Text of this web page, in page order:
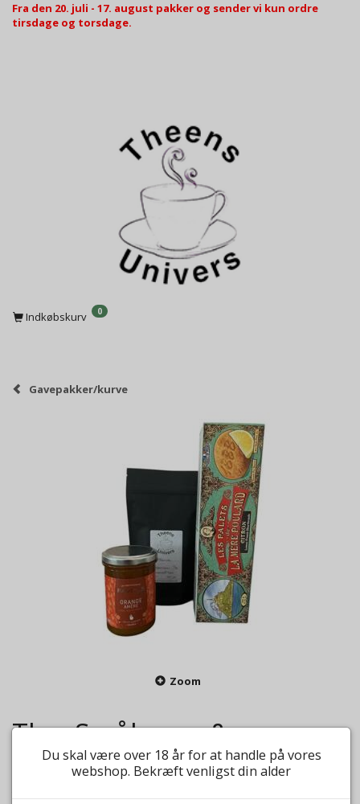
Fra den 20. juli - 17. august pakker og sender vi kun ordre
tirsdage og torsdage.
Indkøbskurv 0
Gavepakker/kurve
Zoom
The, Småkager &
Marmelade
Du skal være over 18 år for at handle på vores
webshop. Bekræft venligst din alder